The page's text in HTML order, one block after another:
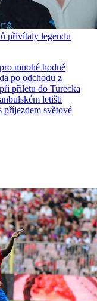
přivítaly legendu
mnohé hodně
po odchodu z
příletu do Turecka
letišti
příjezdem světové